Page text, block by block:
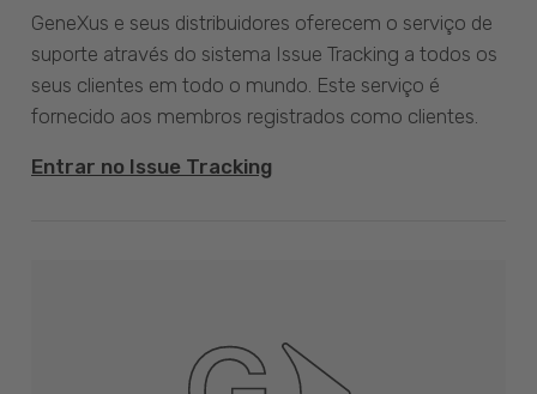
GeneXus e seus distribuidores oferecem o serviço de
suporte através do sistema Issue Tracking a todos os
seus clientes em todo o mundo. Este serviço é
fornecido aos membros registrados como clientes.
Entrar no Issue Tracking